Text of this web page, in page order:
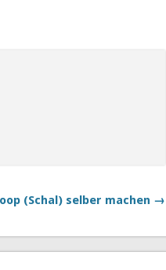
(Schal) selber machen →